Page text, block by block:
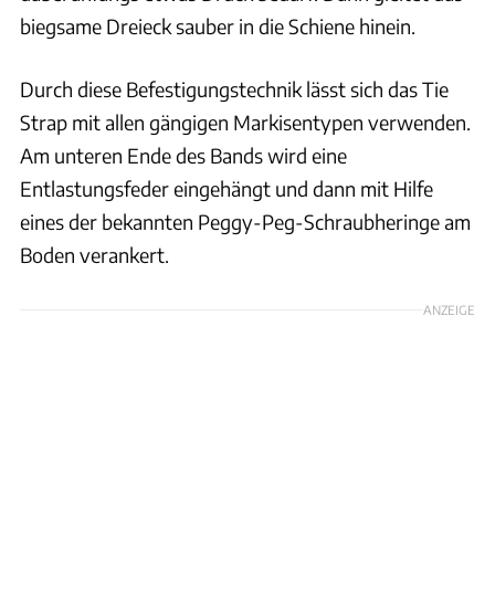
biegsame Dreieck sauber in die Schiene hinein.
Durch diese Befestigungstechnik lässt sich das Tie
Strap mit allen gängigen Markisentypen verwenden.
Am unteren Ende des Bands wird eine
Entlastungsfeder eingehängt und dann mit Hilfe
eines der bekannten Peggy-Peg-Schraubheringe am
Boden verankert.
ANZEIGE